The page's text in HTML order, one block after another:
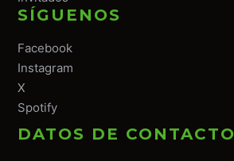
SÍGUENOS
Facebook
Instagram
X
Spotify
DATOS DE CONTACTO